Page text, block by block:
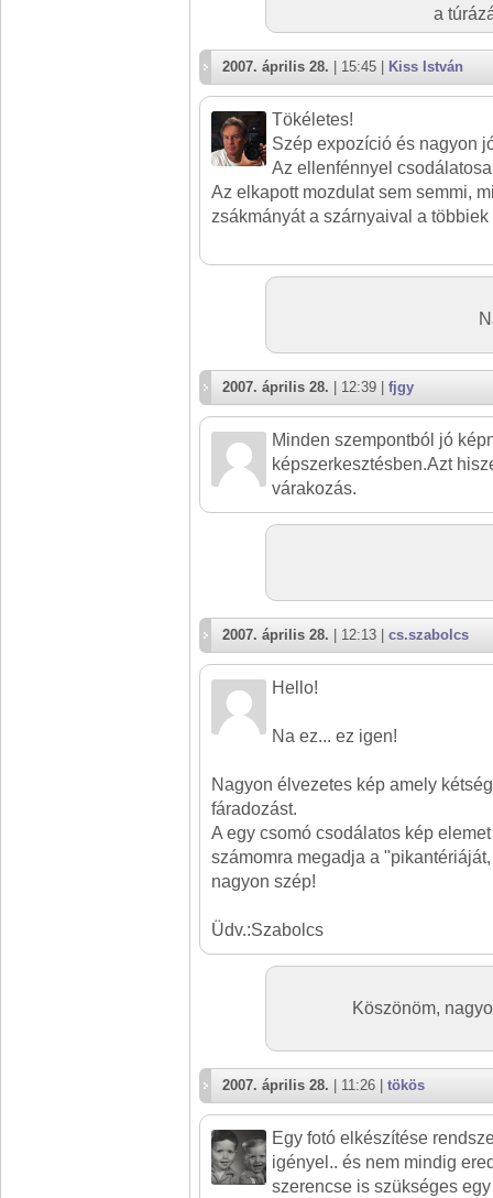
a
2007. április 28. | 15:45 | Kiss István
Tökéletes!
Szép expozíció és nagyon
Az ellenfénnyel
Az elkapott mozdulat sem semmi,
zsákmányát a szárnyaival a többiek
2007. április 28. | 12:39 | fjgy
Minden szempontból jó
képszerkesztésben.Azt
várakozás.
2007. április 28. | 12:13 | cs.szabolcs
Hello!
Na ez... ez igen!
Nagyon élvezetes kép amely
fáradozást.
A egy csomó csodálatos kép
számomra megadja a
nagyon szép!
Üdv.:Szabolcs
Köszönöm,
2007. április 28. | 11:26 | tökös
Egy fotó elkészítése
igényel.. és nem mindig
szerencse is szükséges